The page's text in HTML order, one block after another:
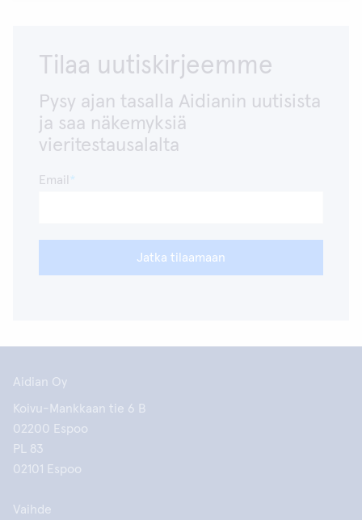
Tilaa uutiskirjeemme
Pysy ajan tasalla Aidianin uutisista
ja saa näkemyksiä
vieritestausalalta
Email
Jatka tilaamaan
Aidian Oy
Koivu-Mankkaan tie 6 B
02200 Espoo
PL 83
02101 Espoo
Vaihde